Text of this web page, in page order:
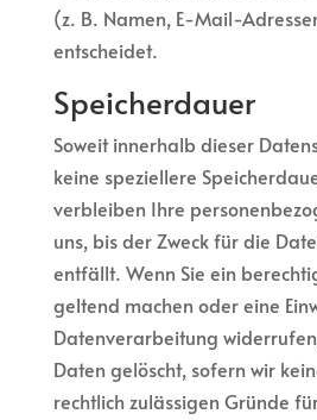
(z. B. Namen, E-Mail-
entscheidet.
Speicherdauer
Soweit innerhalb dieser
keine speziellere
verbleiben Ihre
uns, bis der Zweck für die
entfällt. Wenn Sie ein
geltend machen oder eine
Datenverarbeitung
Daten gelöscht, sofern wir
rechtlich zulässigen Gründe